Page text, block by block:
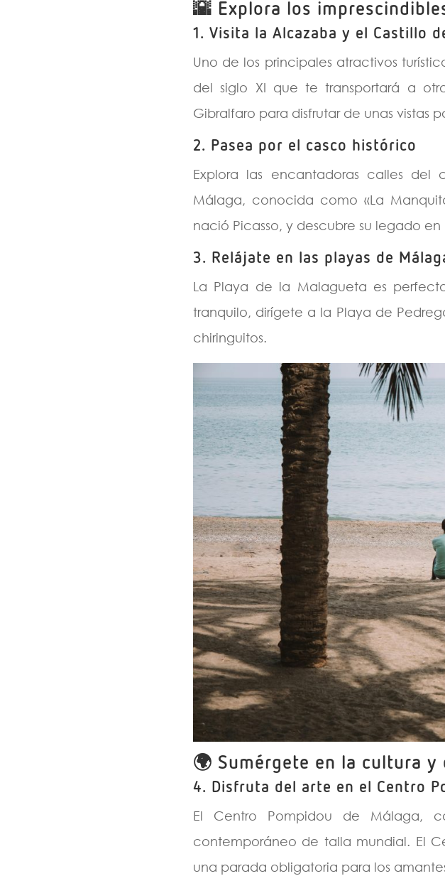
🌇 Explora los
1. Visita la Alcazaba y el Castillo
Uno de los principales atractivos
del siglo XI que te transportará a
Gibralfaro para disfrutar de unas vistas
2. Pasea por el casco histórico
Explora las encantadoras calles
Málaga, conocida como «La
nació Picasso, y descubre su legado en
3. Relájate en las playas de
La Playa de la Malagueta es
tranquilo, dirígete a la Playa de
chiringuitos.
🌍 Sumérgete en la cultura y
4. Disfruta del arte en el Centro
El Centro Pompidou de Málaga,
contemporáneo de talla mundial. El
una parada obligatoria para los